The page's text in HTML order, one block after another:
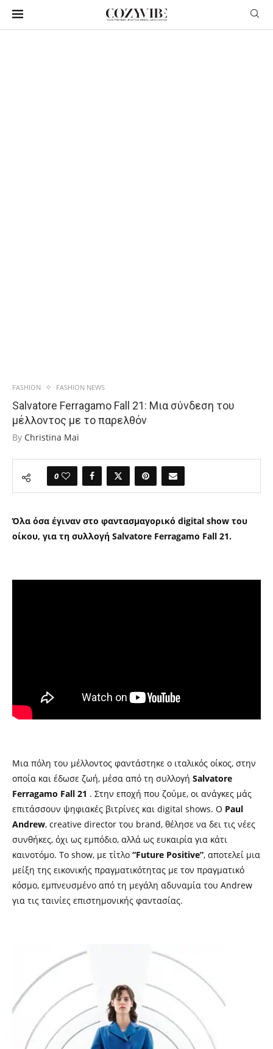
FASHION FASHION NEWS
Salvatore Ferragamo Fall 21: Μια σύνδεση του
μέλλοντος με το παρελθόν
By Christina Mai
0
Όλα όσα έγιναν στο φαντασμαγορικό digital show του
οίκου, για τη συλλογή Salvatore Ferragamo Fall 21.
Μια πόλη του μέλλοντος φαντάστηκε ο ιταλικός οίκος, στην
οποία και έδωσε ζωή, μέσα από τη συλλογή Salvatore
Ferragamo Fall 21 . Στην εποχή που ζούμε, οι ανάγκες μάς
επιτάσσουν ψηφιακές βιτρίνες και digital shows. Ο Paul
Andrew, creative director του brand, θέλησε να δει τις νέες
συνθήκες, όχι ως εμπόδιο, αλλά ως ευκαιρία για κάτι
καινοτόμο. Το show, με τίτλο “Future Positive”, αποτελεί μια
μείξη της εικονικής πραγματικότητας με τον πραγματικό
κόσμο, εμπνευσμένο από τη μεγάλη αδυναμία του Andrew
για τις ταινίες επιστημονικής φαντασίας.